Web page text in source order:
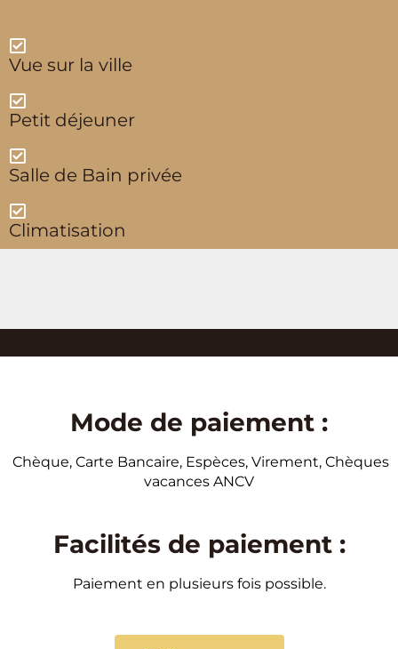
Vue sur la ville
Petit déjeuner
Salle de Bain privée
Climatisation
Mode de paiement :
Chèque, Carte Bancaire, Espèces, Virement, Chèques
vacances ANCV
Facilités de paiement :
Paiement en plusieurs fois possible.